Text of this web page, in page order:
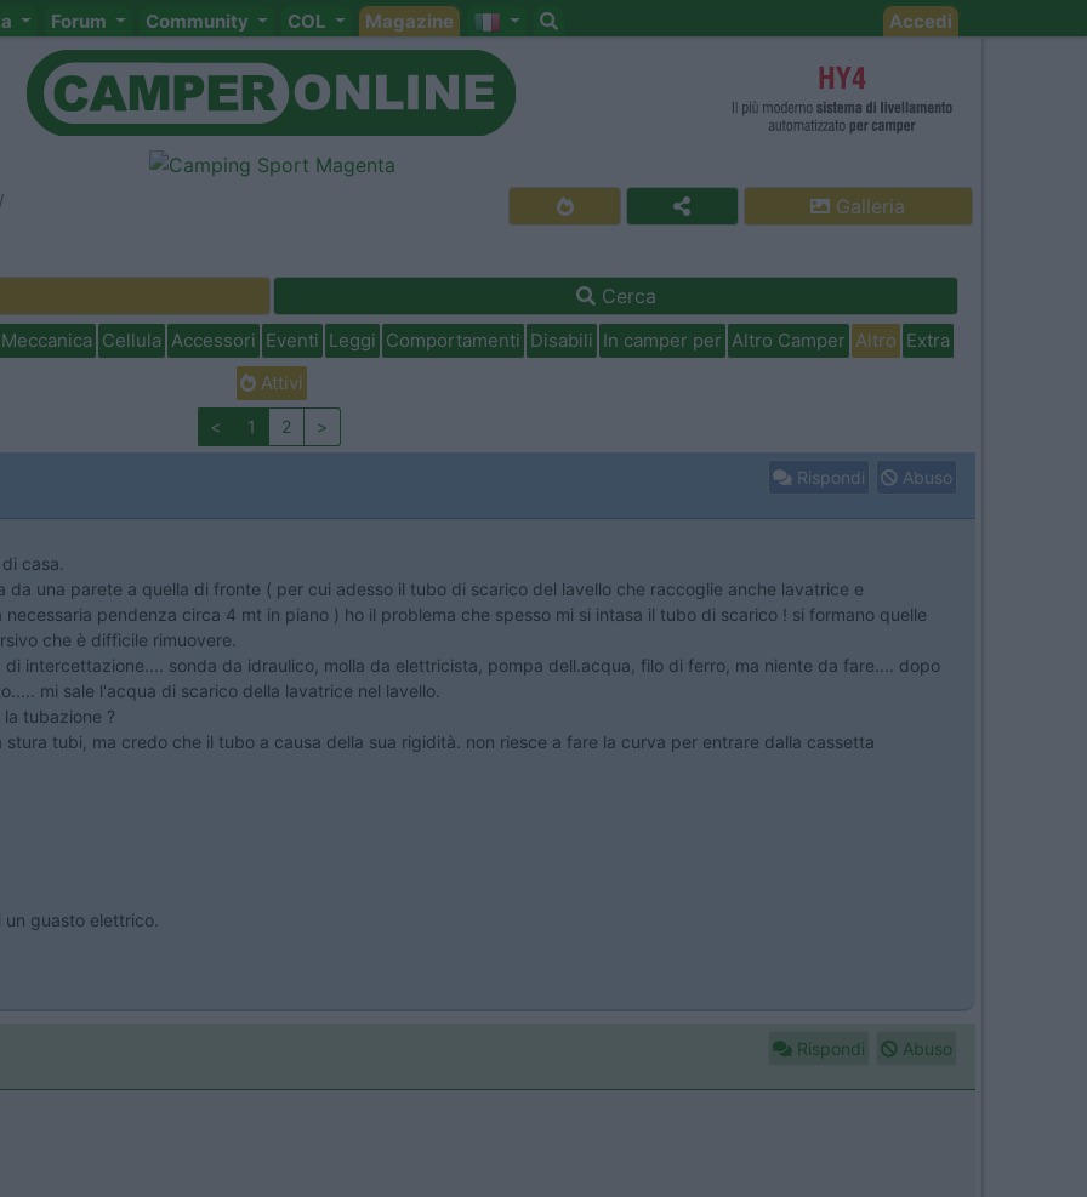
Forum Community COL Magazine Accedi
Galleria
Cerca
Meccanica Cellula Accessori Eventi Leggi Comportamenti Disabili In camper per Altro Camper Altro Extra
Attivi
< 1 2 >
Rispondi Abuso
casa.
una parete a quella di fronte ( per cui adesso il tubo di scarico del lavello che raccoglie anche lavatrice e
pendenza circa 4 mt in piano ) ho il problema che spesso mi si intasa il tubo di scarico ! si formano quelle
che è difficile rimuovere.
intercettazione.... sonda da idraulico, molla da elettricista, pompa dell.acqua, filo di ferro, ma niente da fare.... dopo
mi sale l'acqua di scarico della lavatrice nel lavello.
tubazione ?
tubi, ma credo che il tubo a causa della sua rigidità. non riesce a fare la curva per entrare dalla cassetta
guasto elettrico.
Rispondi Abuso